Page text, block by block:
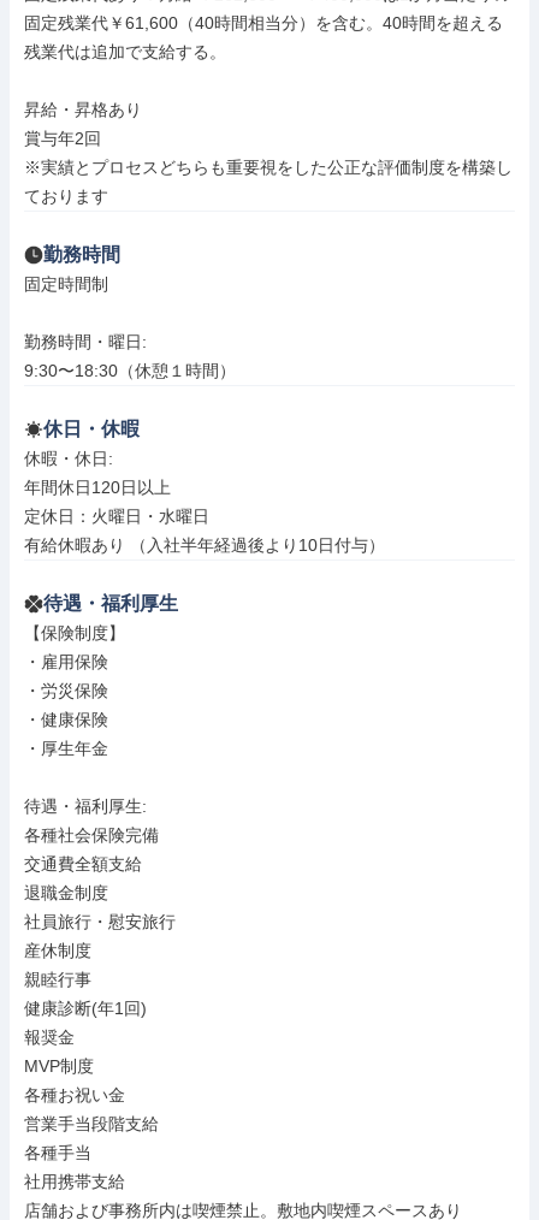
固定残業代￥61,600（40時間相当分）を含む。40時間を超える
残業代は追加で支給する。
昇給・昇格あり
賞与年2回
※実績とプロセスどちらも重要視をした公正な評価制度を構築し
ております
勤務時間
固定時間制
勤務時間・曜日:
9:30〜18:30（休憩１時間）
休日・休暇
休暇・休日:
年間休日120日以上
定休日：火曜日・水曜日
有給休暇あり （入社半年経過後より10日付与）
待遇・福利厚生
【保険制度】
・雇用保険
・労災保険
・健康保険
・厚生年金
待遇・福利厚生:
各種社会保険完備
交通費全額支給
退職金制度
社員旅行・慰安旅行
産休制度
親睦行事
健康診断(年1回)
報奨金
MVP制度
各種お祝い金
営業手当段階支給
各種手当
社用携帯支給
店舗および事務所内は喫煙禁止。敷地内喫煙スペースあり